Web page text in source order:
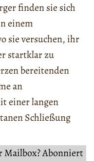
finden sie sich
einem
sie versuchen, ihr
startklar zu
bereitenden
an
einer langen
Schließung
Mailbox? Abonniert